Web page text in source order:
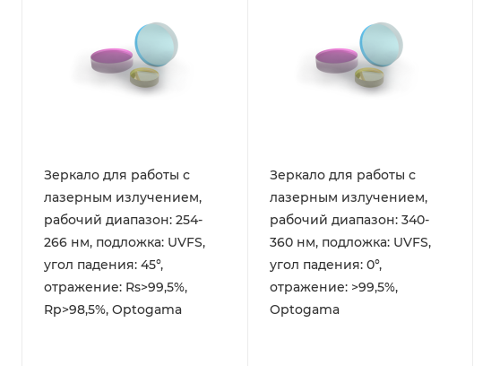
Зеркало для работы с
лазерным излучением,
рабочий диапазон: 254-
266 нм, подложка: UVFS,
угол падения: 45°,
отражение: Rs>99,5%,
Rp>98,5%, Optogama
Зеркало для работы с
лазерным излучением,
рабочий диапазон: 340-
360 нм, подложка: UVFS,
угол падения: 0°,
отражение: >99,5%,
Optogama